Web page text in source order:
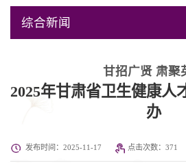
综合新闻
甘招广贤 肃聚
2025年甘肃省卫生健康人
办
发布时间：2025-11-17 点击次数： 371